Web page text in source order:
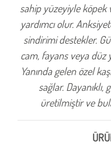
sahip yüzeyiyle köpek
yardımcı olur.
sindirimi destekler.
cam, fayans veya
Yanında gelen özel
sağlar. Dayanıklı,
üretilmiştir ve